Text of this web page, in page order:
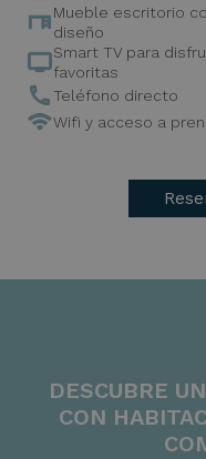
Mueble escritorio
diseño
Smart TV para
favoritas
Teléfono directo
Wifi y acceso a
DESCUBRE
CON